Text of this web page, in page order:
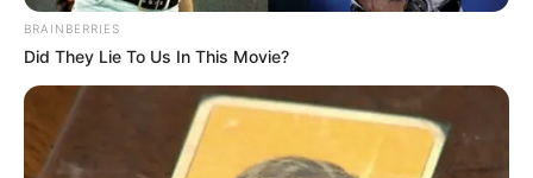
BRAINBERRIES
Did They Lie To Us In This Movie?